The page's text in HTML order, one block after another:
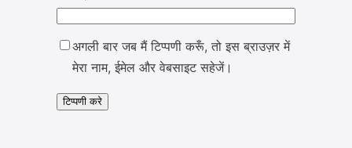
अगली बार जब मैं टिप्पणी करूँ, तो इस ब्राउज़र में
मेरा नाम, ईमेल और वेबसाइट सहेजें।